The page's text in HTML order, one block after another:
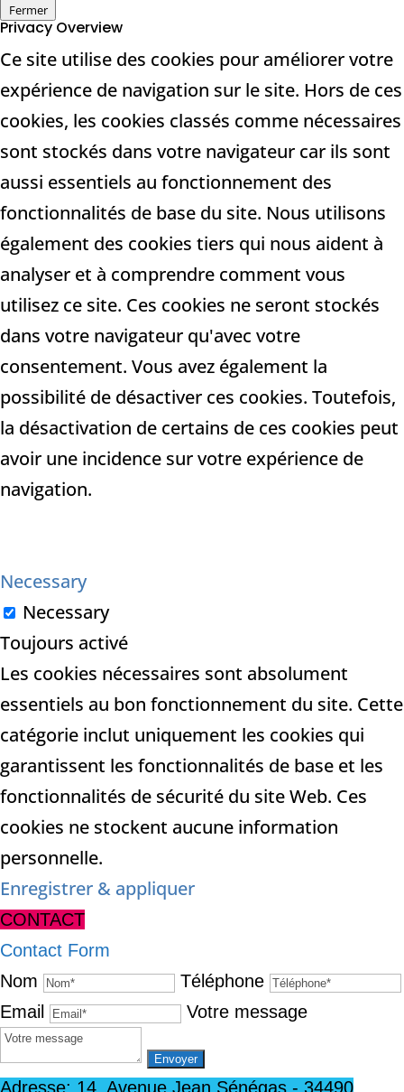
Fermer
Privacy Overview
Ce site utilise des cookies pour améliorer votre
expérience de navigation sur le site. Hors de ces
cookies, les cookies classés comme nécessaires
sont stockés dans votre navigateur car ils sont
aussi essentiels au fonctionnement des
fonctionnalités de base du site. Nous utilisons
également des cookies tiers qui nous aident à
analyser et à comprendre comment vous
utilisez ce site. Ces cookies ne seront stockés
dans votre navigateur qu'avec votre
consentement. Vous avez également la
possibilité de désactiver ces cookies. Toutefois,
la désactivation de certains de ces cookies peut
avoir une incidence sur votre expérience de
navigation.
Necessary
Necessary
Toujours activé
Les cookies nécessaires sont absolument
essentiels au bon fonctionnement du site. Cette
catégorie inclut uniquement les cookies qui
garantissent les fonctionnalités de base et les
fonctionnalités de sécurité du site Web. Ces
cookies ne stockent aucune information
personnelle.
Enregistrer & appliquer
CONTACT
Contact Form
Nom
Téléphone
Email
Votre message
Adresse: 14, Avenue Jean Sénégas - 34490